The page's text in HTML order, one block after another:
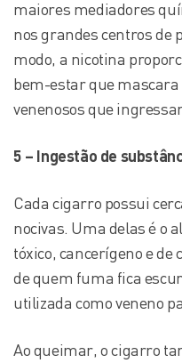
maiores mediadores
nos grandes centros de
modo, a nicotina
bem-estar que
venenosos que
5 – Ingestão de
Cada cigarro possui
nocivas. Uma delas é o
tóxico, cancerígeno e
de quem fuma fica
utilizada como veneno
Ao queimar, o cigarro